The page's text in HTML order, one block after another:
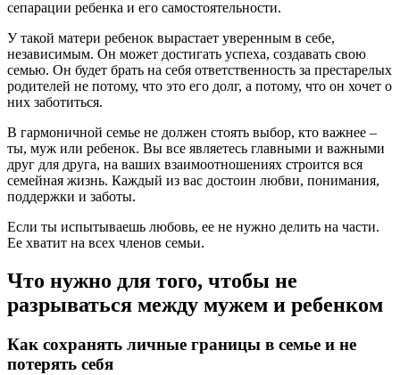
сепарации ребенка и его самостоятельности.
У такой матери ребенок вырастает уверенным в себе,
независимым. Он может достигать успеха, создавать свою
семью. Он будет брать на себя ответственность за престарелых
родителей не потому, что это его долг, а потому, что он хочет о
них заботиться.
В гармоничной семье не должен стоять выбор, кто важнее –
ты, муж или ребенок. Вы все являетесь главными и важными
друг для друга, на ваших взаимоотношениях строится вся
семейная жизнь. Каждый из вас достоин любви, понимания,
поддержки и заботы.
Если ты испытываешь любовь, ее не нужно делить на части.
Ее хватит на всех членов семьи.
Что нужно для того, чтобы не
разрываться между мужем и ребенком
Как сохранять личные границы в семье и не
потерять себя